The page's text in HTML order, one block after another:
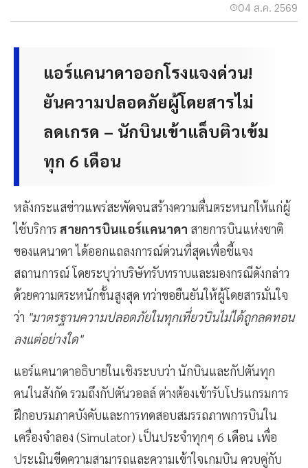
04 ส.ค. 2569
แอร์แคนาดาออกโรงแจงด่วน!
ยันความปลอดภัยผู้โดยสารไม่
ลดเกรด – นักบินเข้าแล็บติวเข้ม
ทุก 6 เดือน
หลังกระแสข่าวแพร่สะพัดจนสร้างความตื่นตระหนกให้แก่ผู้
ใช้บริการ สายการบินแอร์แคนาดา สายการบินแห่งชาติ
ของแคนาดา ได้ออกแถลงการณ์ด่วนที่สุดเพื่อชี้แจง
สถานการณ์ โดยระบุว่าบริษัทรับทราบและมองกรณีดังกล่าว
ด้วยความตระหนักขั้นสูงสุด ทว่าขอยืนยันให้ผู้โดยสารมั่นใจ
ว่า "มาตรฐานความปลอดภัยในทุกเที่ยวบินไม่ได้ถูกลดทอน
ลงแต่อย่างใด"
แอร์แคนาดาอธิบายในเชิงระบบว่า นักบินและกัปตันทุก
คนในสังกัด รวมถึงกัปตันวอลล์ ต่างต้องเข้ารับโปรแกรมการ
ฝึกอบรมภาคบังคับและการทดสอบสมรรถภาพการบินใน
เครื่องจำลอง (Simulator) เป็นประจำทุกๆ 6 เดือน เพื่อ
ประเมินขีดความสามารถและความเข้าใจเกมบิน ควบคู่กับ